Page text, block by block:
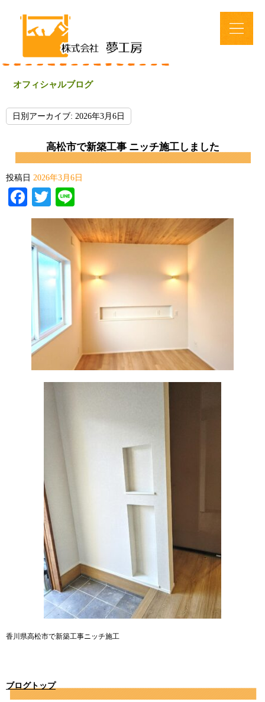
オフィシャルブログ
日別アーカイブ: 2026年3月6日
高松市で新築工事 ニッチ施工しました
投稿日 2026年3月6日
Facebook
Twitter
香川県高松市で新築工事ニッチ施工
ブログトップ